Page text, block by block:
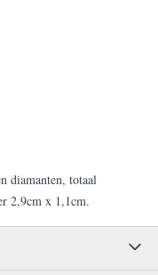
diamanten, totaal
2,9cm x 1,1cm.